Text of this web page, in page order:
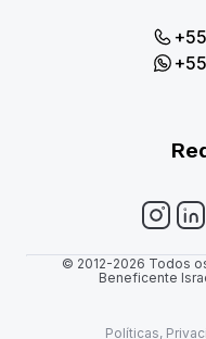
© 2012-2026 Todos
Beneficente
Políticas,